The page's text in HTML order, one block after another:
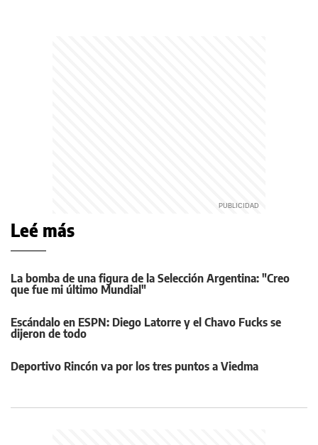
Leé más
La bomba de una figura de la Selección Argentina: "Creo
que fue mi último Mundial"
Escándalo en ESPN: Diego Latorre y el Chavo Fucks se
dijeron de todo
Deportivo Rincón va por los tres puntos a Viedma